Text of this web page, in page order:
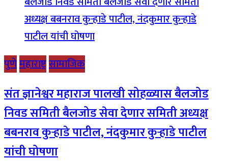
पुणेमहाराष्ट्रसामाजिक
संत ज्ञानेश्वर महाराज पालखी सोहळ्यास बैलजोड
निवड समिती बैलजोड सेवा देणार समिती अध्यक्ष
बबनराव कुऱ्हाडे पाटील, नंदकुमार कुऱ्हाडे पाटील
यांची घोषणा